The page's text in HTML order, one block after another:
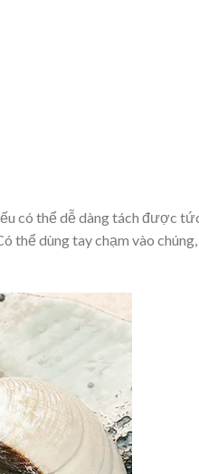
có thể dễ dàng tách được
thể dùng tay chạm vào chúng,